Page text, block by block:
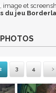
et
du jeu
PHOTOS
3 4